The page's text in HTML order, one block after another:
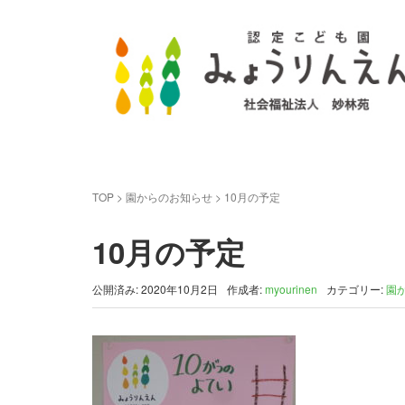
TOP > 園からのお知らせ > 10月の予定
10月の予定
公開済み: 2020年10月2日 作成者:myourinen カテゴリー:園